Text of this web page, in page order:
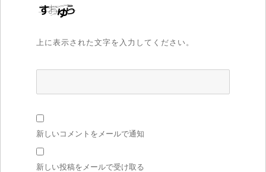
上に表示された文字を入力してください。
新しいコメントをメールで通知
新しい投稿をメールで受け取る